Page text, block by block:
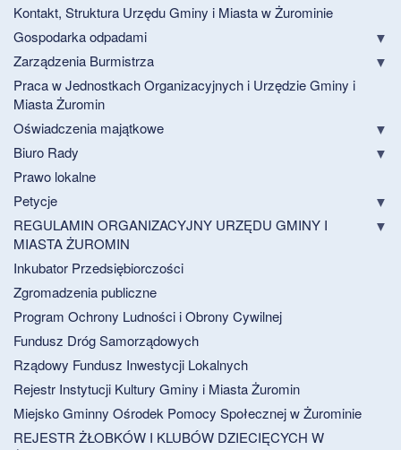
Kontakt, Struktura Urzędu Gminy i Miasta w Żurominie
Gospodarka odpadami
Zarządzenia Burmistrza
Praca w Jednostkach Organizacyjnych i Urzędzie Gminy i
Miasta Żuromin
Oświadczenia majątkowe
Biuro Rady
Prawo lokalne
Petycje
REGULAMIN ORGANIZACYJNY URZĘDU GMINY I
MIASTA ŻUROMIN
Inkubator Przedsiębiorczości
Zgromadzenia publiczne
Program Ochrony Ludności i Obrony Cywilnej
Fundusz Dróg Samorządowych
Rządowy Fundusz Inwestycji Lokalnych
Rejestr Instytucji Kultury Gminy i Miasta Żuromin
Miejsko Gminny Ośrodek Pomocy Społecznej w Żurominie
REJESTR ŻŁOBKÓW I KLUBÓW DZIECIĘCYCH W